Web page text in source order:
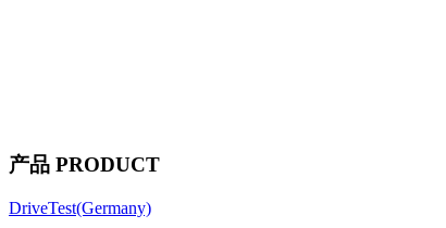
产品 PRODUCT
DriveTest(Germany)